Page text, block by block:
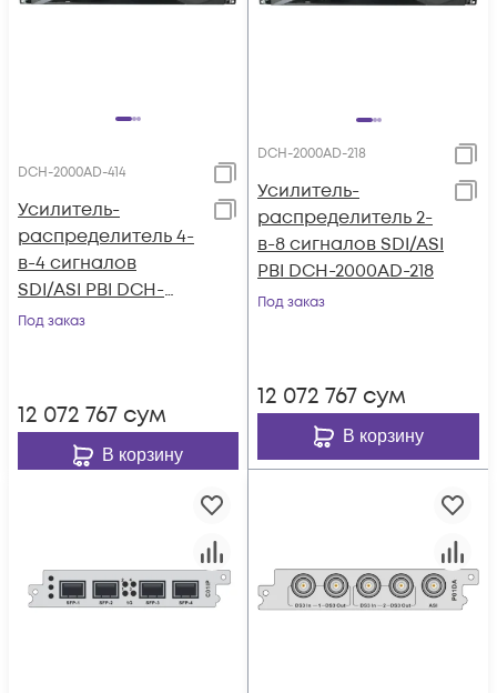
DCH-2000AD-414
Усилитель-
распределитель 4-
в-4 сигналов
SDI/ASI PBI DCH-
2000AD-414
Под заказ
12 072 767 сум
В корзину
DCH-2000AD-218
Усилитель-
распределитель 2-
в-8 сигналов SDI/ASI
PBI DCH-2000AD-218
Под заказ
12 072 767 сум
В корзину